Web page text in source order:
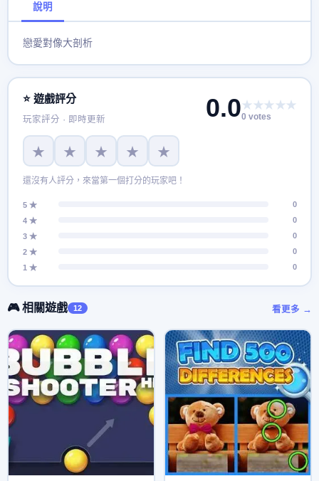
說明
戀愛對像大剖析
⭐ 遊戲評分
玩家評分 · 即時更新 0.0★★★★★
0 votes
★ ★ ★ ★ ★
還沒有人評分，來當第一個打分的玩家吧！
5 ★
0
4 ★
0
3 ★
0
2 ★
0
1 ★
0
🎮 相關遊戲 12 看更多 →